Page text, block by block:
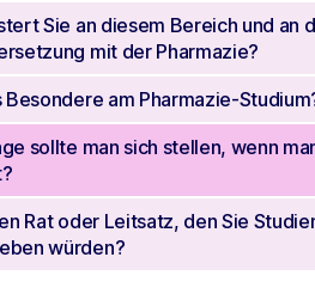
Sie an diesem Bereich und an
mit der Pharmazie?
Besondere am Pharmazie-
sollte man sich stellen, wenn
Rat oder Leitsatz, den Sie
würden?